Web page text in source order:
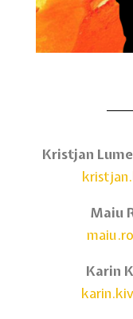
Kristjan Lume
Maiu
Karin